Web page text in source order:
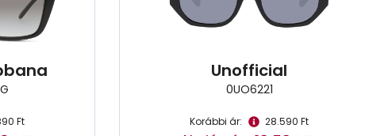
Ft
Unofficial
0UO6221
Korábbi ár: 28.590 Ft